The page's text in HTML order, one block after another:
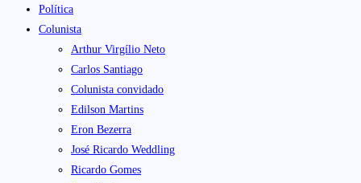
Política
Colunista
Arthur Virgílio Neto
Carlos Santiago
Colunista convidado
Edilson Martins
Eron Bezerra
José Ricardo Weddling
Ricardo Gomes